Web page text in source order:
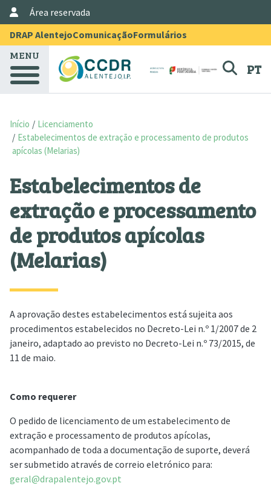
Passar para o conteúdo principal
Menu Topo
DRAP AlentejoComunicaçãoFormulários
User Account Menu
Área reservada
MENU
PT
Início
Licenciamento
Estabelecimentos de extração e processamento de produtos
apícolas (Melarias)
Estabelecimentos de
extração e processamento
de produtos apícolas
(Melarias)
A aprovação destes estabelecimentos está sujeita aos
procedimentos estabelecidos no Decreto-Lei n.º 1/2007 de 2
janeiro, adaptado ao previsto no Decreto-Lei n.º 73/2015, de
11 de maio.
Como requerer
O pedido de licenciamento de um estabelecimento de
extração e processamento de produtos apícolas,
acompanhado de toda a documentação de suporte, deverá
ser submetido através de correio eletrónico para:
geral@drapalentejo.gov.pt